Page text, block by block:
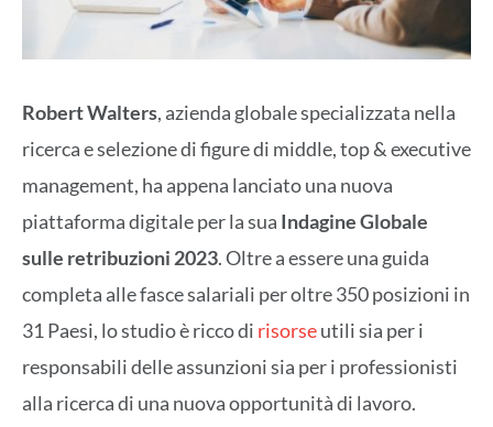
Robert Walters, azienda globale specializzata nella
ricerca e selezione di figure di middle, top & executive
management, ha appena lanciato una nuova
piattaforma digitale per la sua Indagine Globale
sulle retribuzioni 2023. Oltre a essere una guida
completa alle fasce salariali per oltre 350 posizioni in
31 Paesi, lo studio è ricco di risorseutili sia per i
responsabili delle assunzioni sia per i professionisti
alla ricerca di una nuova opportunità di lavoro.